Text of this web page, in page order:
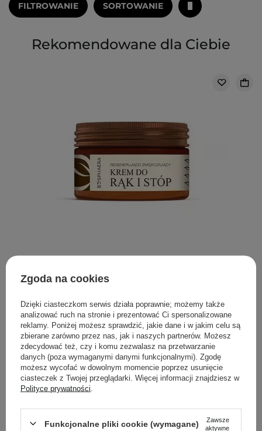
FILTROWANIE SORTOWANIE
Rekomendowane dla Ciebie
Stóp z Mocznikiem - 100g
33,00 zł
Kremy do stóp - sposób na regenerację i nawilżenie
Uczucie suchej skóry, szorstkości, popękane pięty oraz
związany z nimi dyskomfort może być powodem
czynności. Stopy narażone są każdego dnia na ucisk oraz
otarcia. Warto nie zapominać o ich pielęgnacji.
Zgoda na cookies
Dzięki ciasteczkom serwis działa poprawnie; możemy także
analizować ruch na stronie i prezentować Ci spersonalizowane
reklamy. Poniżej możesz sprawdzić, jakie dane i w jakim celu są
zbierane zarówno przez nas, jak i naszych partnerów. Możesz
zdecydować też, czy i komu zezwalasz na przetwarzanie
danych (poza wymaganymi danymi funkcjonalnymi). Zgodę
możesz wycofać w dowolnym momencie poprzez usunięcie
ciasteczek z Twojej przeglądarki. Więcej informacji znajdziesz w
Polityce prywatności
Funkcjonalne pliki cookie (wymagane)
Zawsze
aktywne